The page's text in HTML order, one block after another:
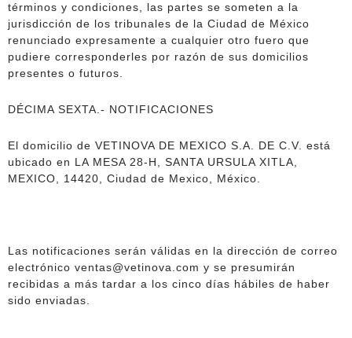
términos y condiciones, las partes se someten a la
jurisdicción de los tribunales de la Ciudad de México
renunciado expresamente a cualquier otro fuero que
pudiere corresponderles por razón de sus domicilios
presentes o futuros.
DÉCIMA SEXTA.- NOTIFICACIONES
El domicilio de VETINOVA DE MEXICO S.A. DE C.V. está
ubicado en LA MESA 28-H, SANTA URSULA XITLA,
MEXICO, 14420, Ciudad de Mexico, México.
Las notificaciones serán válidas en la dirección de correo
electrónico ventas@vetinova.com y se presumirán
recibidas a más tardar a los cinco días hábiles de haber
sido enviadas.